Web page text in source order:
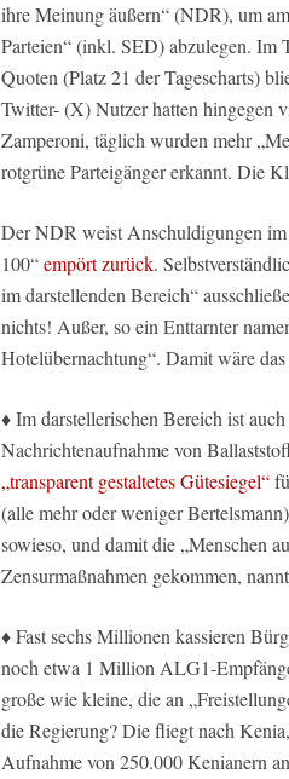
ihre Meinung äußern“ (NDR), um
Parteien“ (inkl. SED) abzulegen. Im
Quoten (Platz 21 der Tagescharts)
Twitter- (X) Nutzer hatten hingegen
Zamperoni, täglich wurden mehr
rotgrüne Parteigänger erkannt. Die
Der NDR weist Anschuldigungen im
100“empört zurück.
im darstellenden Bereich“
nichts! Außer, so ein Enttarnter
Hotelübernachtung“. Damit wäre
♦ Im darstellerischen Bereich ist
Nachrichtenaufnahme von
„transparent gestaltetes Gütesiegel“
(alle mehr oder weniger
sowieso, und damit die „Menschen
Zensurmaßnahmen gekommen,
♦ Fast sechs Millionen kassieren
noch etwa 1 Million ALG1-
große wie kleine, die an
die Regierung? Die fliegt nach
Aufnahme von 250.000 Kenianern